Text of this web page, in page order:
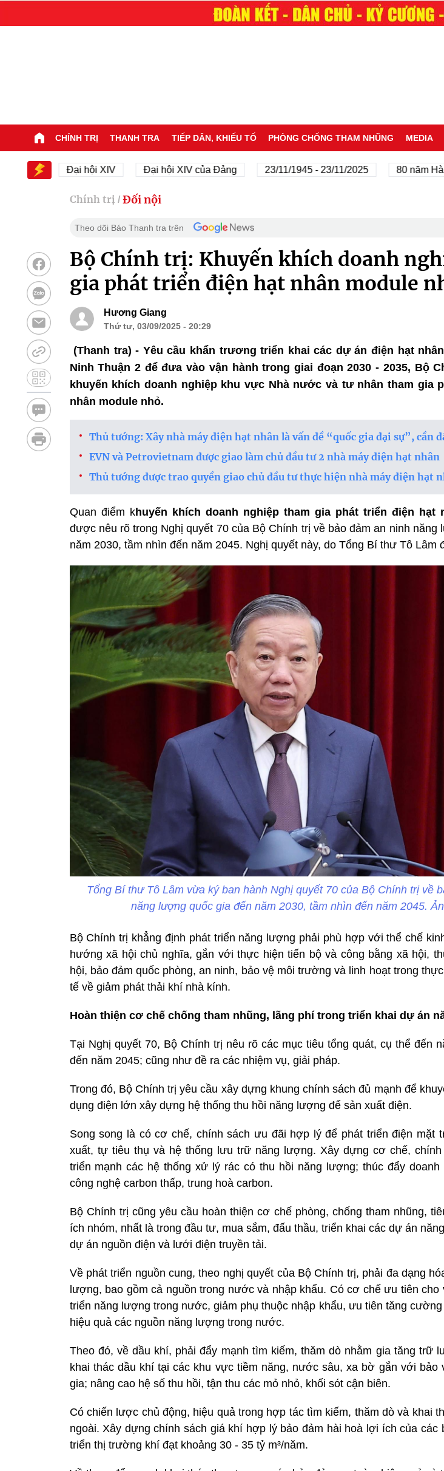
CHÍNH TRỊ THANH TRA TIẾP DÂN, KHIẾU TỐ PHÒNG CHỐNG THAM NHŨNG MEDIA
Đại hội XIV Đại hội XIV của Đảng 23/11/1945 - 23/11/2025 80 năm Hành
Chính trị / Đối nội
Theo dõi Báo Thanh tra trên
Bộ Chính trị: Khuyến khích doanh
gia phát triển điện hạt nhân module
Hương Giang
Thứ tư, 03/09/2025 - 20:29
(Thanh tra) - Yêu cầu khẩn trương triển khai các dự án điện hạt
Ninh Thuận 2 để đưa vào vận hành trong giai đoạn 2030 - 2035, Bộ
khuyến khích doanh nghiệp khu vực Nhà nước và tư nhân tham gia
nhân module nhỏ.
Thủ tướng: Xây nhà máy điện hạt nhân là vấn đề “quốc gia đại sự”, cần
EVN và Petrovietnam được giao làm chủ đầu tư 2 nhà máy điện hạt nhân
Thủ tướng được trao quyền giao chủ đầu tư thực hiện nhà máy điện hạt
Quan điểm khuyến khích doanh nghiệp tham gia phát triển điện hạt
được nêu rõ trong Nghị quyết 70 của Bộ Chính trị về bảo đảm an ninh năng
năm 2030, tầm nhìn đến năm 2045. Nghị quyết này, do Tổng Bí thư Tô Lâm
Tổng Bí thư Tô Lâm vừa ký ban hành Nghị quyết 70 của Bộ Chính trị về
năng lượng quốc gia đến năm 2030, tầm nhìn đến năm 2045.
Bộ Chính trị khẳng định phát triển năng lượng phải phù hợp với thể chế
hướng xã hội chủ nghĩa, gắn với thực hiện tiến bộ và công bằng xã hội,
hội, bảo đảm quốc phòng, an ninh, bảo vệ môi trường và linh hoạt trong
tế về giảm phát thải khí nhà kính.
Hoàn thiện cơ chế chống tham nhũng, lãng phí trong triển khai dự án
Tại Nghị quyết 70, Bộ Chính trị nêu rõ các mục tiêu tổng quát, cụ thể đến
đến năm 2045; cũng như đề ra các nhiệm vụ, giải pháp.
Trong đó, Bộ Chính trị yêu cầu xây dựng khung chính sách đủ mạnh để
dụng điện lớn xây dựng hệ thống thu hồi năng lượng để sản xuất điện.
Song song là có cơ chế, chính sách ưu đãi hợp lý để phát triển điện mặt
xuất, tự tiêu thụ và hệ thống lưu trữ năng lượng. Xây dựng cơ chế, chính
triển mạnh các hệ thống xử lý rác có thu hồi năng lượng; thúc đẩy
công nghệ carbon thấp, trung hoà carbon.
Bộ Chính trị cũng yêu cầu hoàn thiện cơ chế phòng, chống tham nhũng,
ích nhóm, nhất là trong đầu tư, mua sắm, đấu thầu, triển khai các dự án
dự án nguồn điện và lưới điện truyền tải.
Về phát triển nguồn cung, theo nghị quyết của Bộ Chính trị, phải đa dạng
lượng, bao gồm cả nguồn trong nước và nhập khẩu. Có cơ chế ưu tiên cho
triển năng lượng trong nước, giảm phụ thuộc nhập khẩu, ưu tiên tăng
hiệu quả các nguồn năng lượng trong nước.
Theo đó, về dầu khí, phải đẩy mạnh tìm kiếm, thăm dò nhằm gia tăng trữ
khai thác dầu khí tại các khu vực tiềm năng, nước sâu, xa bờ gắn với bảo
gia; nâng cao hệ số thu hồi, tận thu các mỏ nhỏ, khối sót cận biên.
Có chiến lược chủ động, hiệu quả trong hợp tác tìm kiếm, thăm dò và khai
ngoài. Xây dựng chính sách giá khí hợp lý bảo đảm hài hoà lợi ích của các
triển thị trường khí đạt khoảng 30 - 35 tỷ m³/năm.